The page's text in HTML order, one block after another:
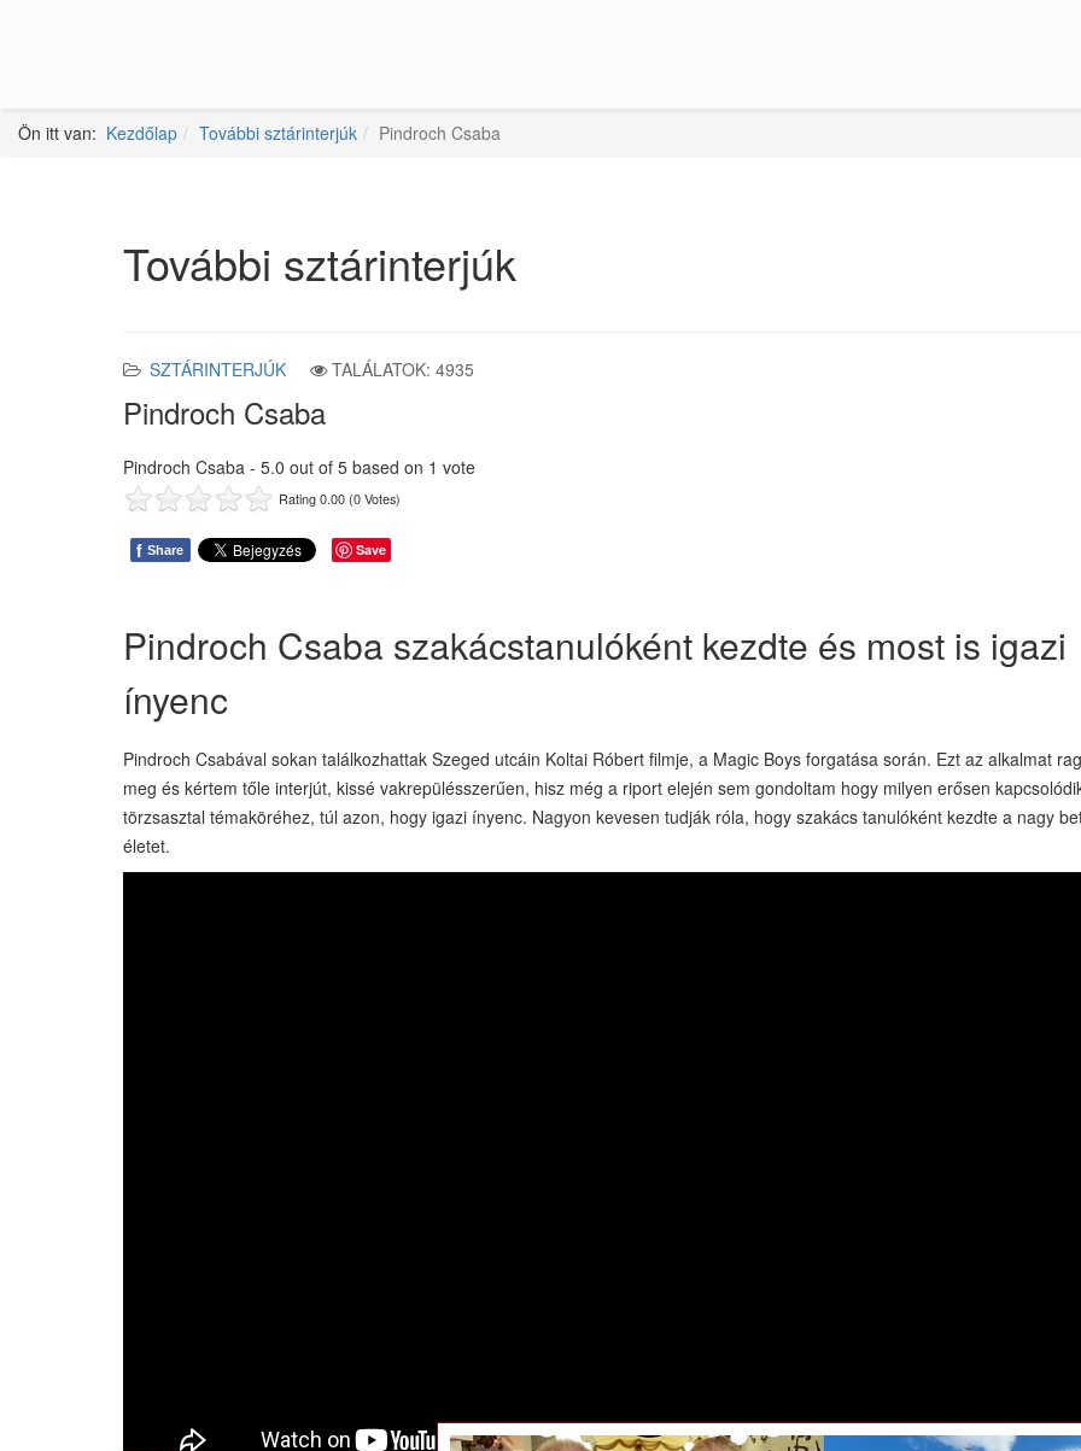
Ön itt van: Kezdőlap További sztárinterjúk Pindroch Csaba
További sztárinterjúk
SZTÁRINTERJÚK TALÁLATOK: 4935
Pindroch Csaba
Pindroch Csaba - 5.0 out of 5 based on 1 vote
Rating 0.00 (0 Votes)
f Share Save
Pindroch Csaba szakácstanulóként kezdte és most is igazi
ínyenc
Pindroch Csabával sokan találkozhattak Szeged utcáin Koltai Róbert filmje, a Magic Boys forgatása során. Ezt az alkalmat
meg és kértem tőle interjút, kissé vakrepülésszerűen, hisz még a riport elején sem gondoltam hogy milyen erősen
törzsasztal témaköréhez, túl azon, hogy igazi ínyenc. Nagyon kevesen tudják róla, hogy szakács tanulóként kezdte a nagy
életet.